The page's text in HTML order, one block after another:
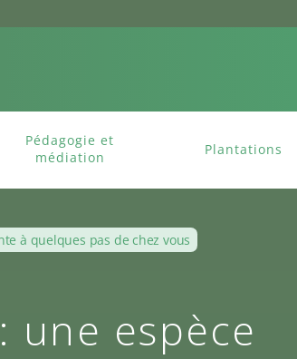
Pédagogie et
médiation
Plantations
à quelques pas de chez vous
une espèce